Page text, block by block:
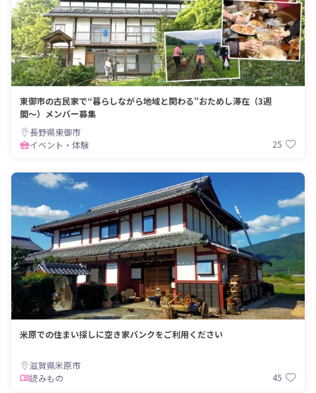
東御市の古民家で“暮らしながら地域と関わる”おためし滞在（3週
間〜）メンバー募集
長野県東御市
イベント・体験
25
米原での住まい探しに空き家バンクをご利用ください
滋賀県米原市
読みもの
45